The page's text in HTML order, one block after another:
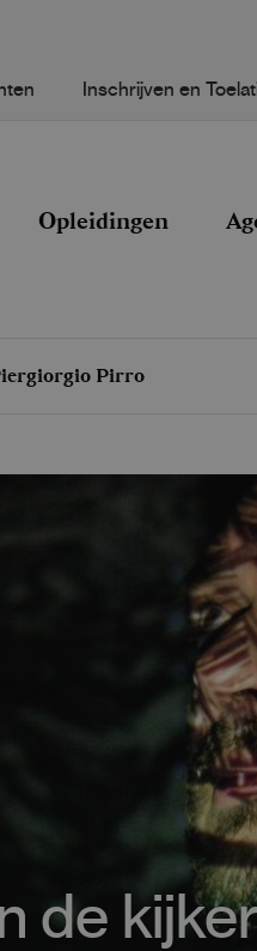
Inschrijven en
Opleidingen
Pirro
de